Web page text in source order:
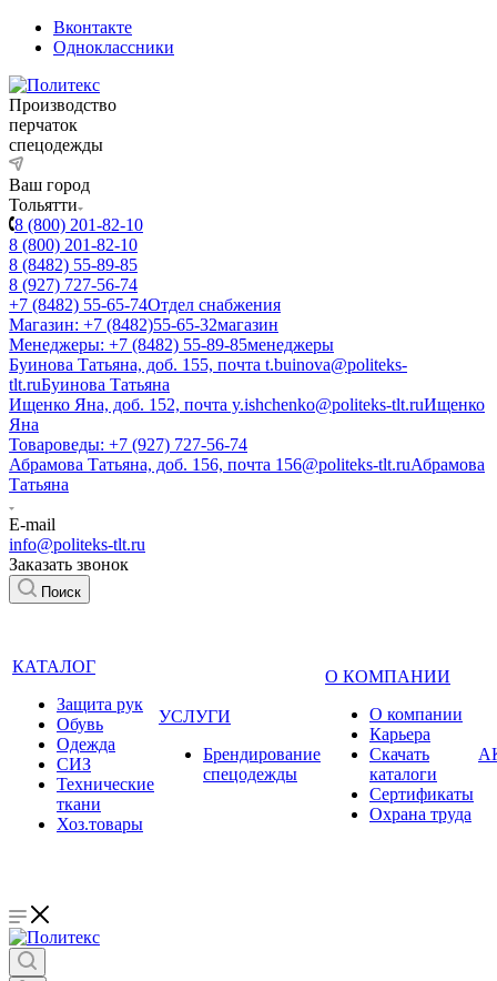
Вконтакте
Одноклассники
Производство
перчаток
спецодежды
Ваш город
Тольятти
8 (800) 201-82-10
8 (800) 201-82-10
8 (8482) 55-89-85
8 (927) 727-56-74
+7 (8482) 55-65-74Отдел снабжения
Магазин: +7 (8482)55-65-32магазин
Менеджеры: +7 (8482) 55-89-85менеджеры
Буинова Татьяна, доб. 155, почта t.buinova@politeks-
tlt.ruБуинова Татьяна
Ищенко Яна, доб. 152, почта y.ishchenko@politeks-tlt.ruИщенко
Яна
Товароведы: +7 (927) 727-56-74
Абрамова Татьяна, доб. 156, почта 156@politeks-tlt.ruАбрамова
Татьяна
E-mail
info@politeks-tlt.ru
Заказать звонок
Поиск
КАТАЛОГ
Защита рук
Обувь
Одежда
СИЗ
Технические
ткани
Хоз.товары
УСЛУГИ
Брендирование
спецодежды
О КОМПАНИИ
О компании
Карьера
Cкачать
каталоги
Сертификаты
Охрана труда